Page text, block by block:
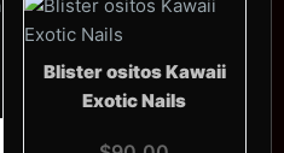
Blister ositos Kawaii
Exotic Nails